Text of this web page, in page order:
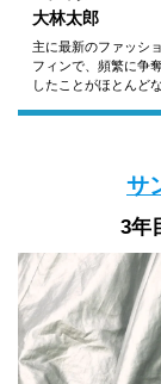
大林太郎
主に最新のファッシ
フィンで、頻繁に争
したことがほとんどな
サ
3年